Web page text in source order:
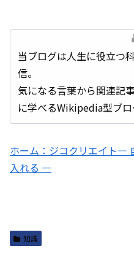
当ブログは人生に役立つ
信。
気になる言葉から関連記
に学べるWikipedia型ブロ
ホーム：ジコクリエイト―
入れる ―
知識